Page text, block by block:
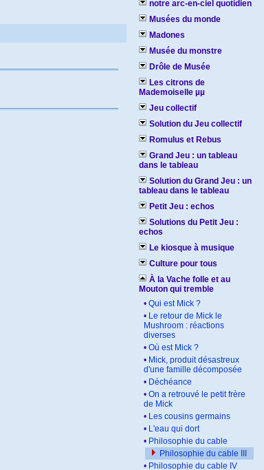
notre arc-en-ciel quotidien
Musées du monde
Madones
Musée du monstre
Drôle de Musée
Les citrons de
Mademoiselle µµ
Jeu collectif
Solution du Jeu collectif
Romulus et Rebus
Grand Jeu : un tableau
dans le tableau
Solution du Grand Jeu : un
tableau dans le tableau
Petit Jeu : echos
Solutions du Petit Jeu :
echos
Le kiosque à musique
Culture pour tous
À la Vache folle et au
Mouton qui tremble
• Qui est Mick ?
• Le retour de Mick le
Mushroom : réactions
diverses
• Où est Mick ?
• Mick, produit désastreux
d'une famille décomposée
• Déchéance
• On a retrouvé le petit frère
de Mick
• Les cousins germains
• L'eau qui dort
• Philosophie du cable
Philosophie du cable III
• Philosophie du cable IV